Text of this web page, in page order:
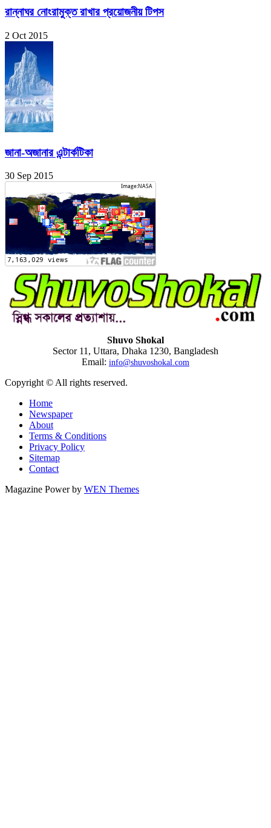
রান্নাঘর নোংরামুক্ত রাখার প্রয়োজনীয় টিপস
2 Oct 2015
জানা-অজানার এন্টার্কটিকা
30 Sep 2015
Shuvo Shokal
Sector 11, Uttara, Dhaka 1230, Bangladesh
Email: info@shuvoshokal.com
Copyright © All rights reserved.
Home
Newspaper
About
Terms & Conditions
Privacy Policy
Sitemap
Contact
Magazine Power by WEN Themes